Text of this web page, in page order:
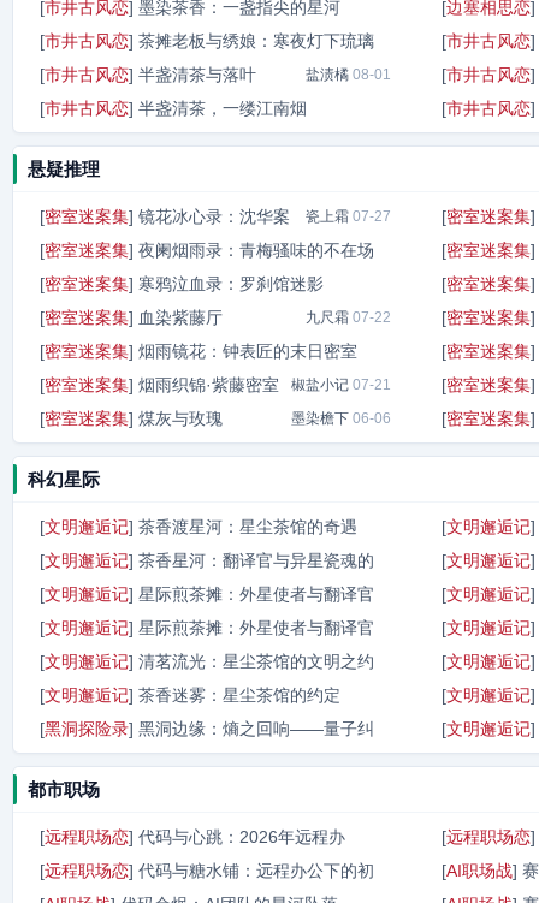
[市井古风恋] 墨染茶香：一盏指尖的星河
藕烧酱08-01
[市井古风恋] 茶摊老板与绣娘：寒夜灯下琉璃
糖炒栗 08-01
[市井古风恋] 半盏清茶与落叶 盐渍橘 08-01
[市井古风恋] 半盏清茶，一缕江南烟
[边塞相思恋]
[市井古风恋]
[市井古风恋]
[市井古风恋]
悬疑推理
[密室迷案集] 镜花冰心录：沈华案 瓷上霜 07-27
[密室迷案集] 夜阑烟雨录：青梅骚味的不在场
朝雾迟
[密室迷案集] 寒鸦泣血录：罗刹馆迷影
九尺霜 07-23
[密室迷案集] 血染紫藤厅 九尺霜 07-22
[密室迷案集] 烟雨镜花：钟表匠的末日密室
椒盐小记 07-22
[密室迷案集] 烟雨织锦·紫藤密室 椒盐小记 07-21
[密室迷案集] 煤灰与玫瑰 墨染檐下 06-06
[密室迷案集]
[密室迷案集]
[密室迷案集]
[密室迷案集]
[密室迷案集]
[密室迷案集]
[密室迷案集]
科幻星际
[文明邂逅记] 茶香渡星河：星尘茶馆的奇遇
千尺浪08-01
[文明邂逅记] 茶香星河：翻译官与异星瓷魂的
天地遇见08-01
[文明邂逅记] 星际煎茶摊：外星使者与翻译官
青釉记08-01
[文明邂逅记] 星际煎茶摊：外星使者与翻译官
星光夜08-01
[文明邂逅记] 清茗流光：星尘茶馆的文明之约
青釉天使
[文明邂逅记] 茶香迷雾：星尘茶馆的约定
千尺浪07-28
[黑洞探险录] 黑洞边缘：熵之回响——量子纠
[文明邂逅记]
[文明邂逅记]
[文明邂逅记]
[文明邂逅记]
[文明邂逅记]
[文明邂逅记]
[文明邂逅记]
都市职场
[远程职场恋] 代码与心跳：2026年远程办
风声如泣07-24
[远程职场恋] 代码与糖水铺：远程办公下的初
[远程职场恋]
[AI职场战]